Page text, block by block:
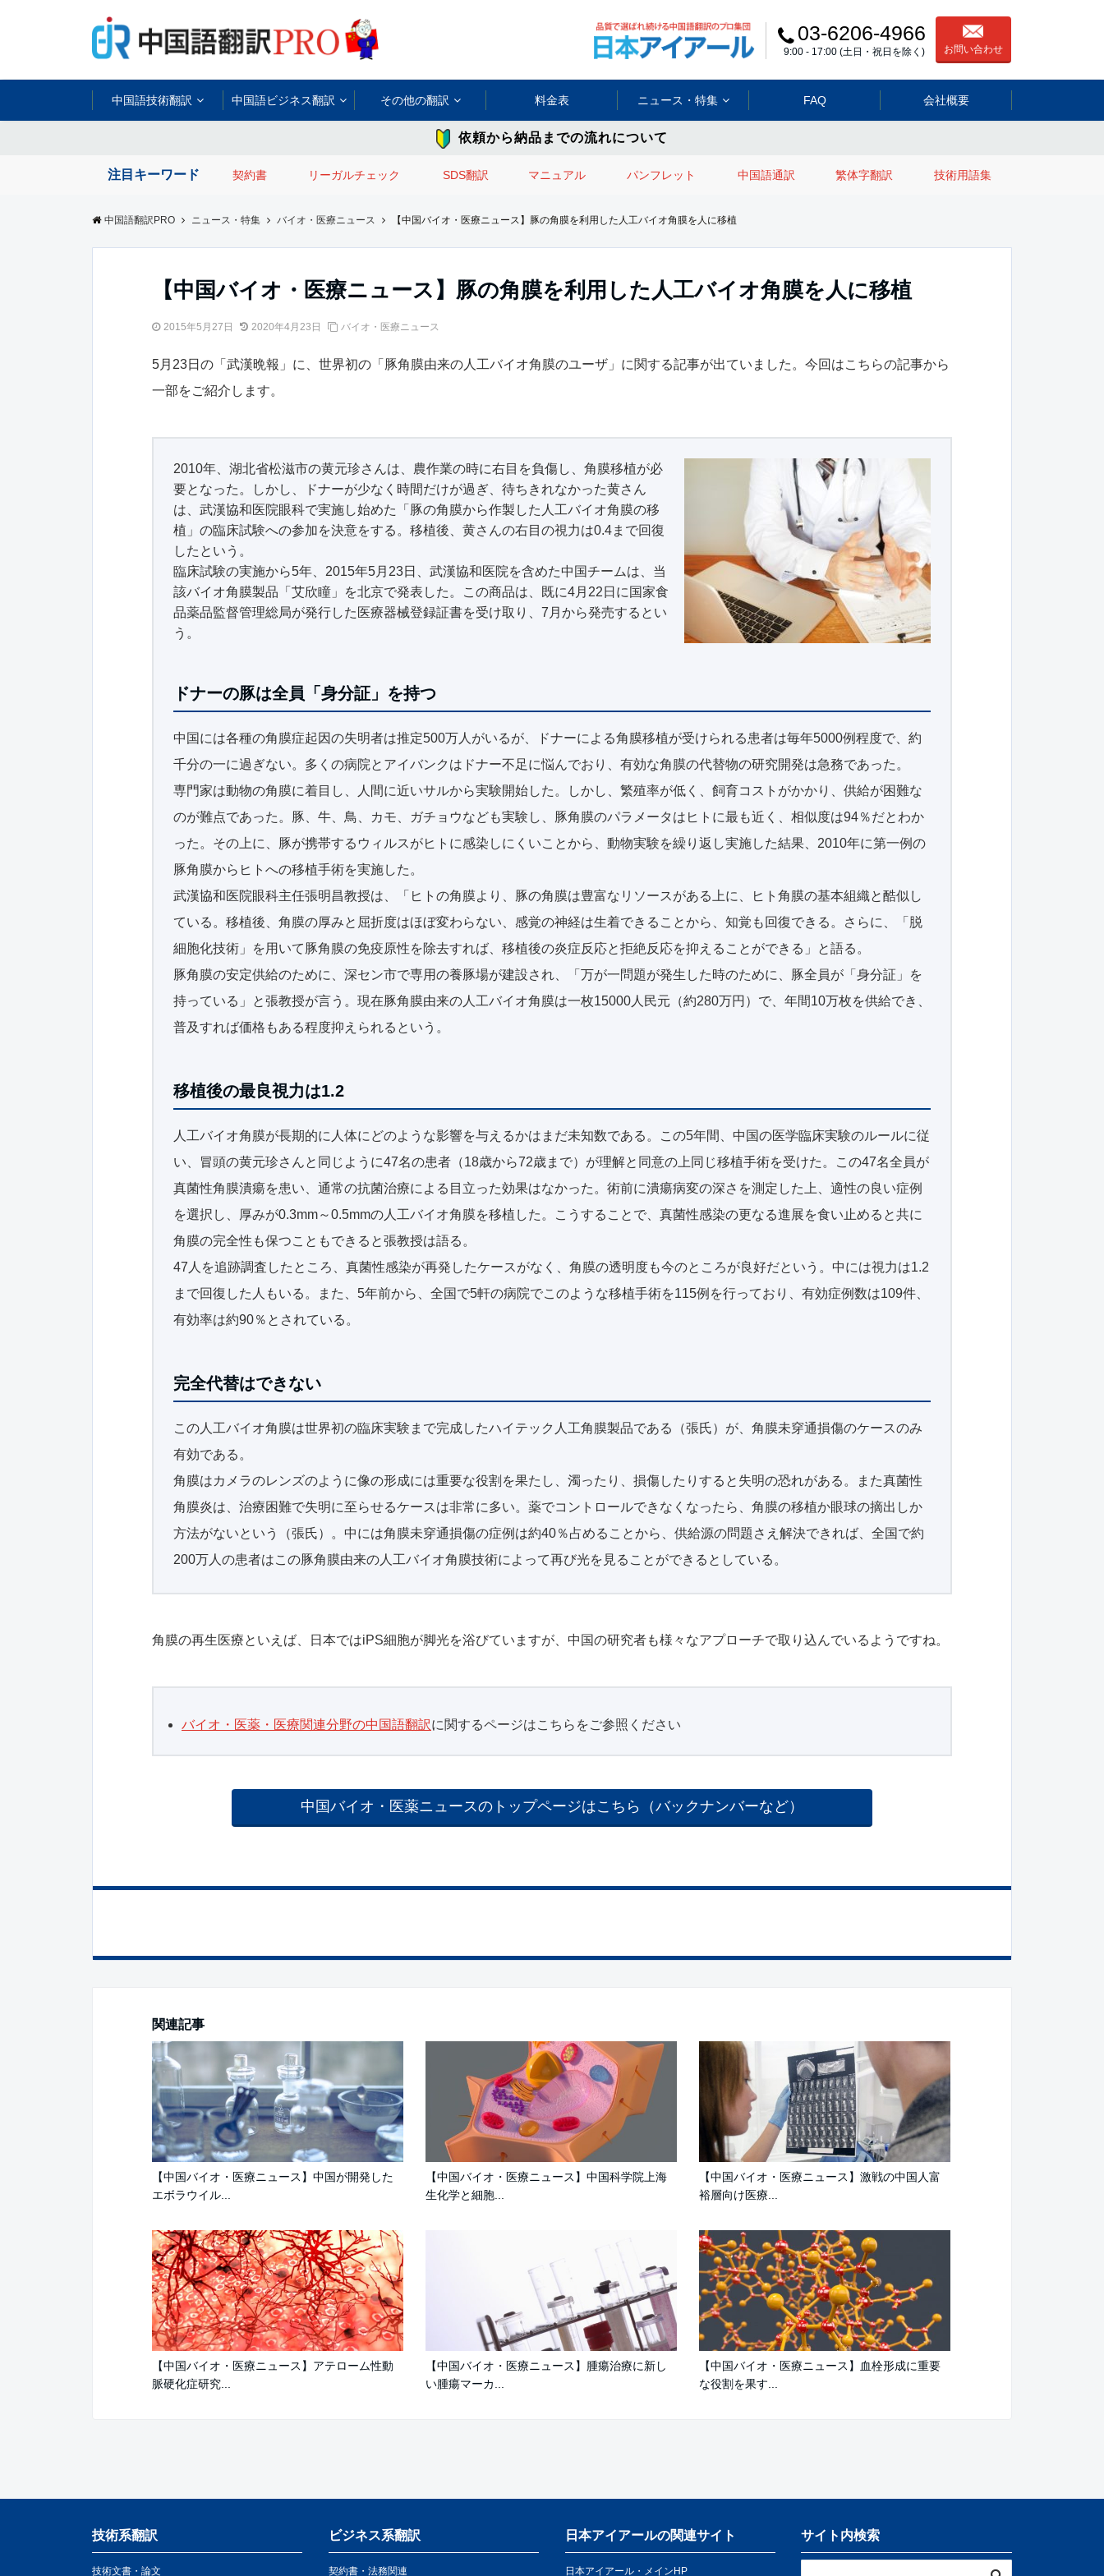
03-6206-4966
9:00 - 17:00 (土日・祝日を除く) お問い合わせ
中国語技術翻訳 中国語ビジネス翻訳 その他の翻訳 料金表 ニュース・特集 FAQ 会社概要
依頼から納品までの流れについて
注目キーワード 契約書 リーガルチェック SDS翻訳 マニュアル パンフレット 中国語通訳 繁体字翻訳 技術用語集
中国語翻訳PRO ニュース・特集 バイオ・医療ニュース 【中国バイオ・医療ニュース】豚の角膜を利用した人工バイオ角膜を人に移植
【中国バイオ・医療ニュース】豚の角膜を利用した人工バイオ角膜を人に移植
2015年5月27日 2020年4月23日 バイオ・医療ニュース
5月23日の「武漢晩報」に、世界初の「豚角膜由来の人工バイオ角膜のユーザ」に関する記事が出ていました。今回はこちらの記事から
一部をご紹介します。
2010年、湖北省松滋市の黄元珍さんは、農作業の時に右目を負傷し、角膜移植が必
要となった。しかし、ドナーが少なく時間だけが過ぎ、待ちきれなかった黄さん
は、武漢協和医院眼科で実施し始めた「豚の角膜から作製した人工バイオ角膜の移
植」の臨床試験への参加を決意をする。移植後、黄さんの右目の視力は0.4まで回復
したという。
臨床試験の実施から5年、2015年5月23日、武漢協和医院を含めた中国チームは、当
該バイオ角膜製品「艾欣瞳」を北京で発表した。この商品は、既に4月22日に国家食
品薬品監督管理総局が発行した医療器械登録証書を受け取り、7月から発売するとい
う。
ドナーの豚は全員「身分証」を持つ
中国には各種の角膜症起因の失明者は推定500万人がいるが、ドナーによる角膜移植が受けられる患者は毎年5000例程度で、約
千分の一に過ぎない。多くの病院とアイバンクはドナー不足に悩んでおり、有効な角膜の代替物の研究開発は急務であった。
専門家は動物の角膜に着目し、人間に近いサルから実験開始した。しかし、繁殖率が低く、飼育コストがかかり、供給が困難な
のが難点であった。豚、牛、鳥、カモ、ガチョウなども実験し、豚角膜のパラメータはヒトに最も近く、相似度は94％だとわか
った。その上に、豚が携帯するウィルスがヒトに感染しにくいことから、動物実験を繰り返し実施した結果、2010年に第一例の
豚角膜からヒトへの移植手術を実施した。
武漢協和医院眼科主任張明昌教授は、「ヒトの角膜より、豚の角膜は豊富なリソースがある上に、ヒト角膜の基本組織と酷似し
ている。移植後、角膜の厚みと屈折度はほぼ変わらない、感覚の神経は生着できることから、知覚も回復できる。さらに、「脱
細胞化技術」を用いて豚角膜の免疫原性を除去すれば、移植後の炎症反応と拒絶反応を抑えることができる」と語る。
豚角膜の安定供給のために、深セン市で専用の養豚場が建設され、「万が一問題が発生した時のために、豚全員が「身分証」を
持っている」と張教授が言う。現在豚角膜由来の人工バイオ角膜は一枚15000人民元（約280万円）で、年間10万枚を供給でき、
普及すれば価格もある程度抑えられるという。
移植後の最良視力は1.2
人工バイオ角膜が長期的に人体にどのような影響を与えるかはまだ未知数である。この5年間、中国の医学臨床実験のルールに従
い、冒頭の黄元珍さんと同じように47名の患者（18歳から72歳まで）が理解と同意の上同じ移植手術を受けた。この47名全員が
真菌性角膜潰瘍を患い、通常の抗菌治療による目立った効果はなかった。術前に潰瘍病変の深さを測定した上、適性の良い症例
を選択し、厚みが0.3mm～0.5mmの人工バイオ角膜を移植した。こうすることで、真菌性感染の更なる進展を食い止めると共に
角膜の完全性も保つこともできると張教授は語る。
47人を追跡調査したところ、真菌性感染が再発したケースがなく、角膜の透明度も今のところが良好だという。中には視力は1.2
まで回復した人もいる。また、5年前から、全国で5軒の病院でこのような移植手術を115例を行っており、有効症例数は109件、
有効率は約90％とされている。
完全代替はできない
この人工バイオ角膜は世界初の臨床実験まで完成したハイテック人工角膜製品である（張氏）が、角膜未穿通損傷のケースのみ
有効である。
角膜はカメラのレンズのように像の形成には重要な役割を果たし、濁ったり、損傷したりすると失明の恐れがある。また真菌性
角膜炎は、治療困難で失明に至らせるケースは非常に多い。薬でコントロールできなくなったら、角膜の移植か眼球の摘出しか
方法がないという（張氏）。中には角膜未穿通損傷の症例は約40％占めることから、供給源の問題さえ解決できれば、全国で約
200万人の患者はこの豚角膜由来の人工バイオ角膜技術によって再び光を見ることができるとしている。
角膜の再生医療といえば、日本ではiPS細胞が脚光を浴びていますが、中国の研究者も様々なアプローチで取り込んでいるようですね。
バイオ・医薬・医療関連分野の中国語翻訳に関するページはこちらをご参照ください
中国バイオ・医薬ニュースのトップページはこちら（バックナンバーなど）
関連記事
【中国バイオ・医療ニュース】中国が開発した
エボラウイル...
【中国バイオ・医療ニュース】中国科学院上海
生化学と細胞...
【中国バイオ・医療ニュース】激戦の中国人富
裕層向け医療...
【中国バイオ・医療ニュース】アテローム性動
脈硬化症研究...
【中国バイオ・医療ニュース】腫瘍治療に新し
い腫瘍マーカ...
【中国バイオ・医療ニュース】血栓形成に重要
な役割を果す...
技術系翻訳
技術文書・論文
ビジネス系翻訳
契約書・法務関連
日本アイアールの関連サイト
日本アイアール・メインHP
サイト内検索